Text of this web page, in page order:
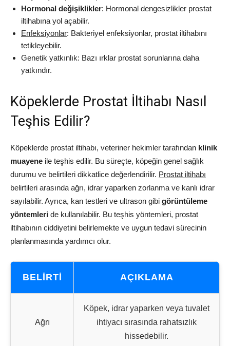
Hormonal değişiklikler: Hormonal dengesizlikler prostat
iltihabına yol açabilir.
Enfeksiyonlar: Bakteriyel enfeksiyonlar, prostat iltihabını
tetikleyebilir.
Genetik yatkınlık: Bazı ırklar prostat sorunlarına daha
yatkındır.
Köpeklerde Prostat İltihabı Nasıl
Teşhis Edilir?
Köpeklerde prostat iltihabı, veteriner hekimler tarafından klinik
muayene ile teşhis edilir. Bu süreçte, köpeğin genel sağlık
durumu ve belirtileri dikkatlice değerlendirilir. Prostat iltihabı
belirtileri arasında ağrı, idrar yaparken zorlanma ve kanlı idrar
sayılabilir. Ayrıca, kan testleri ve ultrason gibi görüntüleme
yöntemleri de kullanılabilir. Bu teşhis yöntemleri, prostat
iltihabının ciddiyetini belirlemekte ve uygun tedavi sürecinin
planlanmasında yardımcı olur.
BELIRTI AÇIKLAMA
Ağrı
Köpek, idrar yaparken veya tuvalet
ihtiyacı sırasında rahatsızlık
hissedebilir.